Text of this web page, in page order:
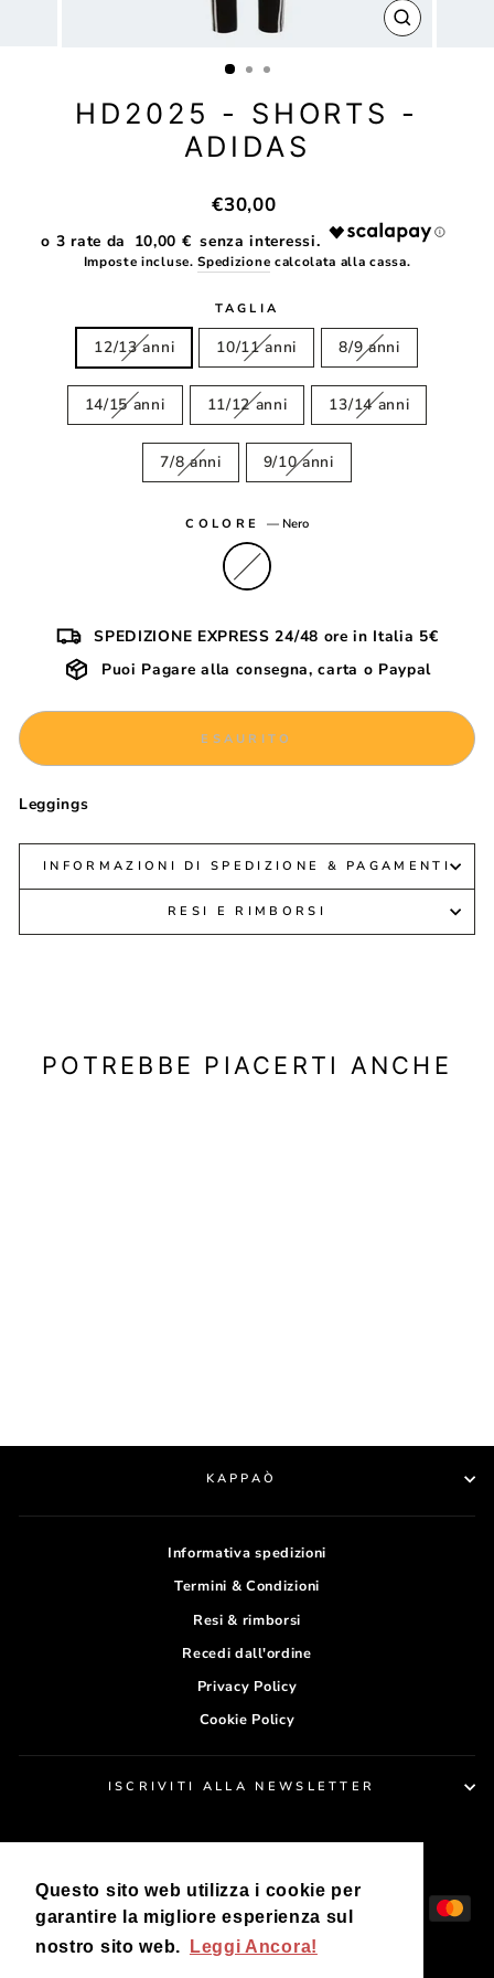
Questo sito web utilizza i cookie per
garantire la migliore esperienza sul
nostro sito web.
Leggi Ancora!
CHIUDI
HD2025 - SHORTS -
ADIDAS
Prezzo
listino
€30,00
10,00 €
Imposte incluse.Spedizione calcolata alla cassa.
TAGLIA
12/13 anni 10/11 anni 8/9 anni
14/15 anni 11/12 anni 13/14 anni
7/8 anni 9/10 anni
COLORE — Nero
SPEDIZIONE EXPRESS 24/48 ore in Italia 5€
Puoi Pagare alla consegna, carta o Paypal
ESAURITO
Leggings
INFORMAZIONI DI SPEDIZIONE & PAGAMENTI
RESI E RIMBORSI
POTREBBE PIACERTI ANCHE
KAPPAÒ
Informativa spedizioni
Termini & Condizioni
Resi & rimborsi
Recedi dall'ordine
Privacy Policy
Cookie Policy
ISCRIVITI ALLA NEWSLETTER